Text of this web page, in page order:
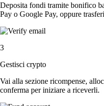
Deposita fondi tramite bonifico
Pay o Google Pay, oppure
3
Gestisci crypto
Vai alla sezione ricompense,
conferma per iniziare a riceverli.